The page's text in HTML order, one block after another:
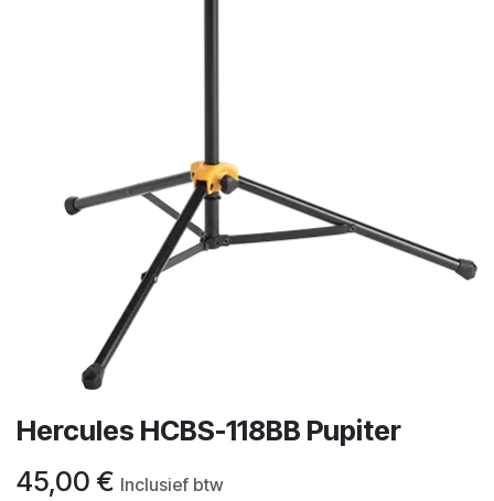
Hercules HCBS-118BB Pupiter
45,00 € Inclusief btw